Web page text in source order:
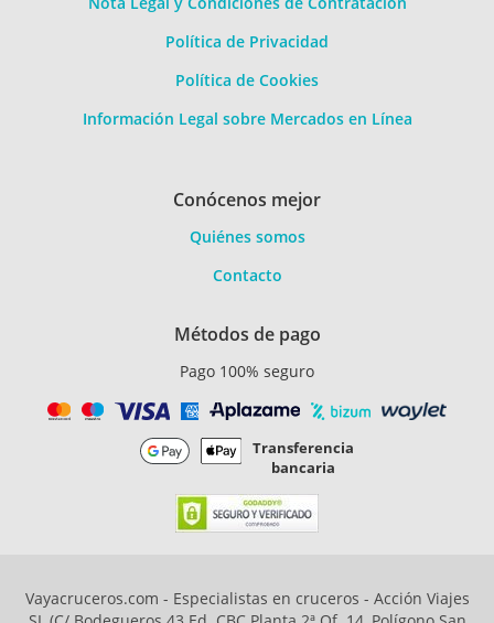
Política de Privacidad
Política de Cookies
Información Legal sobre Mercados en Línea
Conócenos mejor
Quiénes somos
Contacto
Métodos de pago
Pago 100% seguro
Transferencia
bancaria
Vayacruceros.com - Especialistas en cruceros - Acción Viajes